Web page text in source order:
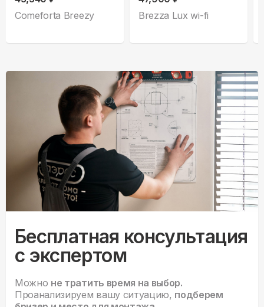
Comeforta Breezy
Brezza Lux wi-fi
Бесплатная консультация
с экспертом
Можно не тратить время на выбор.
Проанализируем вашу ситуацию, подберем